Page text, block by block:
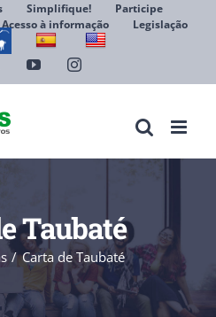
Simplifique!
Participe
Acesso à informação
Legislação
YouTubeInstagram
Taubaté
Carta de Taubaté